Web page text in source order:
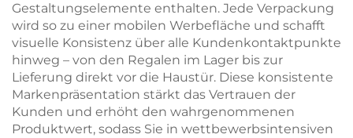
Gestaltungselemente enthalten. Jede Verpackung
wird so zu einer mobilen Werbefläche und schafft
visuelle Konsistenz über alle Kundenkontaktpunkte
hinweg – von den Regalen im Lager bis zur
Lieferung direkt vor die Haustür. Diese konsistente
Markenpräsentation stärkt das Vertrauen der
Kunden und erhöht den wahrgenommenen
Produktwert, sodass Sie in wettbewerbsintensiven